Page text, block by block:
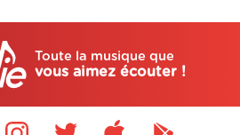
Toute la musique que
vous aimez écouter !